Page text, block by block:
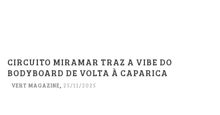
CIRCUITO MIRAMAR TRAZ A VIBE DO
BODYBOARD DE VOLTA À CAPARICA
VERT MAGAZINE, 25/11/2025